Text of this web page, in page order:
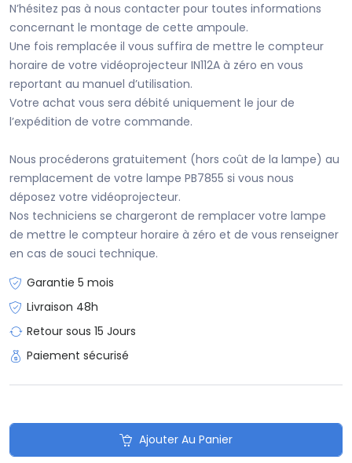
N’hésitez pas à nous contacter pour toutes informations
concernant le montage de cette ampoule.
Une fois remplacée il vous suffira de mettre le compteur
horaire de votre vidéoprojecteur IN112A à zéro en vous
reportant au manuel d’utilisation.
Votre achat vous sera débité uniquement le jour de
l’expédition de votre commande.
Nous procéderons gratuitement (hors coût de la lampe) au
remplacement de votre lampe PB7855 si vous nous
déposez votre vidéoprojecteur.
Nos techniciens se chargeront de remplacer votre lampe
de mettre le compteur horaire à zéro et de vous renseigner
en cas de souci technique.
Garantie 5 mois
Livraison 48h
Retour sous 15 Jours
Paiement sécurisé
Ajouter Au Panier